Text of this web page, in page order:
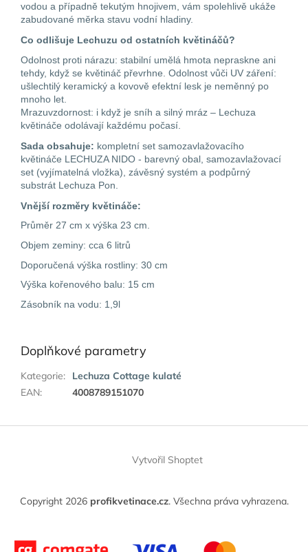
vodou a případně tekutým hnojivem, vám spolehlivě ukáže
zabudované měrka stavu vodní hladiny.
Co odlišuje Lechuzu od ostatních květináčů?
Odolnost proti nárazu: stabilní umělá hmota nepraskne ani
tehdy, když se květináč převrhne. Odolnost vůči UV záření:
ušlechtilý keramický a kovově efektní lesk je neměnný po
mnoho let.
Mrazuvzdornost: i když je sníh a silný mráz – Lechuza
květináče odolávají každému počasí.
Sada obsahuje: kompletní set samozavlažovacího
květináče LECHUZA NIDO - barevný obal, samozavlažovací
set (vyjímatelná vložka), závěsný systém a podpůrný
substrát Lechuza Pon.
Vnější rozměry květináče:
Průměr 27 cm x výška 23 cm.
Objem zeminy: cca 6 litrů
Doporučená výška rostliny: 30 cm
Výška kořenového balu: 15 cm
Zásobník na vodu: 1,9l
Doplňkové parametry
Kategorie:
Lechuza Cottage kulaté
EAN: 4008789151070
Z
Vytvořil Shoptet
Copyright 2026 profikvetinace.cz. Všechna práva vyhrazena.